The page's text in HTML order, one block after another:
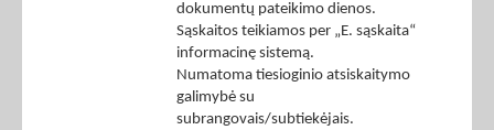
dokumentų pateikimo dienos.
Sąskaitos teikiamos per „E. sąskaita“
informacinę sistemą.
Numatoma tiesioginio atsiskaitymo
galimybė su
subrangovais/subtiekėjais.